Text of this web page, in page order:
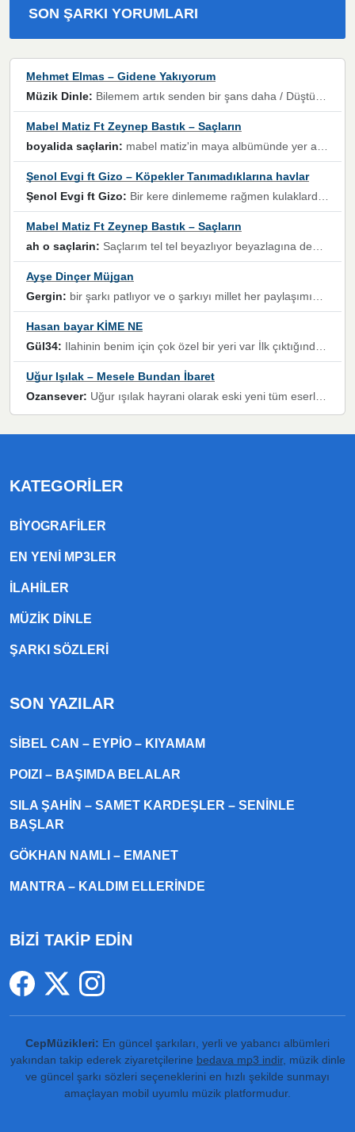
SON ŞARKI YORUMLARI
Mehmet Elmas – Gidene Yakıyorum
Müzik Dinle: Bilemem artık senden bir şans daha / Düştüğün zaman ben olmayacağım yanında” dizeleri, artık geçmişin tekrarına izin verilmeyeceğini, kişisel sınırların çizildiğini gösteriyor.
Mabel Matiz Ft Zeynep Bastık – Saçların
boyalida saçlarin: mabel matiz'in maya albümünde yer alan güzellerden. parça da şarkı hani! müzikal altyapısına vurulduğum, sözlerinde kaybolduğum bir parça olmuş.
Şenol Evgi ft Gizo – Köpekler Tanımadıklarına havlar
Şenol Evgi ft Gizo: Bir kere dinlememe rağmen kulaklardan gitmiyor sen sen sen sen kurban ol sen sen sen sen hayran ol yükses ses müzik dinleme sebebisiniz canlar bomba gibi patladınız maşallah
Mabel Matiz Ft Zeynep Bastık – Saçların
ah o saçlarin: Saçlarım tel tel beyazlıyor beyazlagına degil yanımda sen yoksun ona üzülüyorum günler bir bir geçiyor geçen günlere değil sensiz geçen günlere darılıyorum,Dinledikce asla kavusamayacagim ama asla unutamicagim sevdiğim adam için yanar içim
Ayşe Dinçer Müjgan
Gergin: bir şarkı patlıyor ve o şarkıyı millet her paylaşımın altına koyuyor ve öyle bir durum hal alıyor ki şarkıyı dinlemeden şarkıdan bikıyorsun Ama bu enteresan bir şekilde dillere dolanıyor millet olarak seviyoruz dertlerle boğuşurken bir yandan da göbek atmayi))) diyeceklerim bu kadar güzel hoş bir sayfa emeğinize sağlık arkadaşlar kolay gelsin
Hasan bayar KİME NE
Gül34: Ilahinin benim için çok özel bir yeri var İlk çıktığında komşum ne kadar yüksek sesle dinliyorsa orada duymuştum ve YouTube'dan aratıp Bu ilahiyi bulmuştum ve sonra müdavimi oldum günlük Ben de 3-5 kere dinleyip ezberleyip artık ilahiye bende eşlik ediyorum yüksek sesle Allah razı olsun hizmet nimettir Rabbim sizin zahmetlerinize de hayırlı nimetler versin Selam ve dua ile Allah'a emanet olun
Uğur Işılak – Mesele Bundan İbaret
Ozansever: Uğur ışılak hayrani olarak eski yeni tüm eserlerini keyifle huzurla dinleyenlerden birisiyim, emeğine saygı duyan gönül veren bunu en güzel şekilde sevenlerine ulaştıran siz değerli sayfa yöneticilerine de teşekkür ederim
KATEGORILER
BIYOGRAFILER
EN YENI MP3LER
ILAHILER
MÜZIK DINLE
ŞARKI SÖZLERI
SON YAZILAR
SIBEL CAN – EYPIO – KIYAMAM
POIZI – BAŞIMDA BELALAR
SILA ŞAHIN – SAMET KARDEŞLER – SENINLE
BAŞLAR
GÖKHAN NAMLI – EMANET
MANTRA – KALDIM ELLERINDE
BİZİ TAKİP EDİN
CepMüzikleri: En güncel şarkıları, yerli ve yabancı albümleri
yakından takip ederek ziyaretçilerine bedava mp3 indir, müzik dinle
ve güncel şarkı sözleri seçeneklerini en hızlı şekilde sunmayı
amaçlayan mobil uyumlu müzik platformudur.